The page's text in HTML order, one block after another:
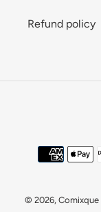
Refund policy
© 2026, Comixque